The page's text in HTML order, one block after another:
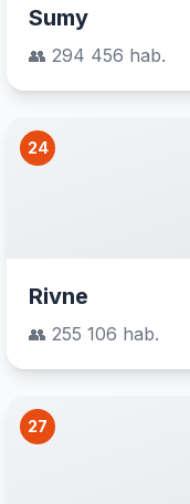
Sumy
👥 294 456 hab.
24
Rivne
👥 255 106 hab.
27